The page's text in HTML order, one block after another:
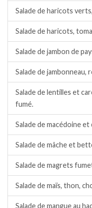
Salade de haricots
Salade de haricots,
Salade de jambon de
Salade de
Salade de lentilles et
fumé.
Salade de macédoine
Salade de mâche et
Salade de magrets
Salade de maïs, thon,
Salade de mangue au